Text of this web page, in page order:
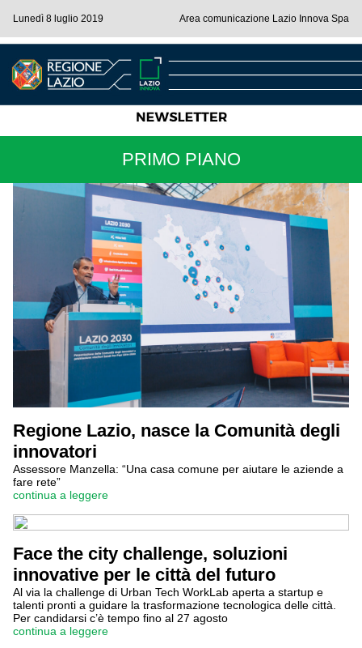
Lunedì 8 luglio 2019 Area comunicazione Lazio Innova Spa
PRIMO PIANO
Regione Lazio, nasce la Comunità degli
innovatori
Assessore Manzella: “Una casa comune per aiutare le aziende a
fare rete”
continua a leggere
Face the city challenge, soluzioni
innovative per le città del futuro
Al via la challenge di Urban Tech WorkLab aperta a startup e
talenti pronti a guidare la trasformazione tecnologica delle città.
Per candidarsi c’è tempo fino al 27 agosto
continua a leggere